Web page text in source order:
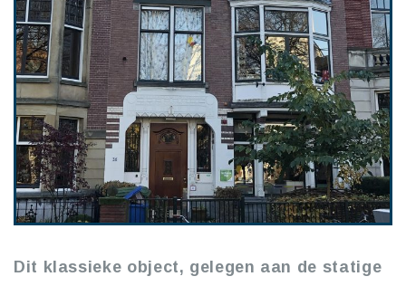
Dit klassieke object, gelegen aan de statige